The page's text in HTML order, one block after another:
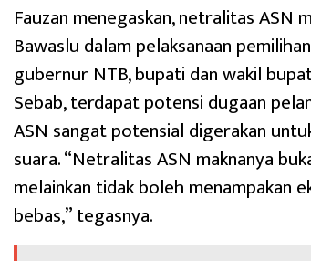
Fauzan menegaskan, netralitas ASN
Bawaslu dalam pelaksanaan
gubernur NTB, bupati dan wakil
Sebab, terdapat potensi dugaan
ASN sangat potensial digerakan
suara. “Netralitas ASN maknanya
melainkan tidak boleh menampakan
bebas,” tegasnya.